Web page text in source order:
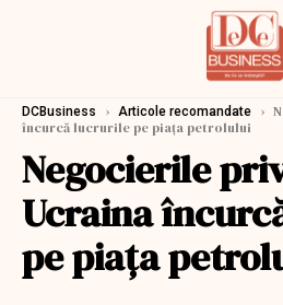
DCBusiness › Articole recomandate ›
încurcă lucrurile pe piața petrolului
Negocierile
Ucraina
pe piața